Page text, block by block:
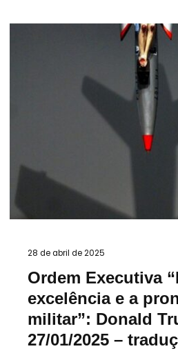
28 de abril de 2025
Ordem Executiva
excelência e a
militar”: Donald
27/01/2025 –